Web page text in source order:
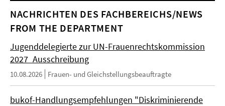
NACHRICHTEN DES FACHBEREICHS/NEWS
FROM THE DEPARTMENT
Jugenddelegierte zur UN-Frauenrechtskommission
2027_Ausschreibung
10.08.2026 Frauen- und Gleichstellungsbeauftragte
bukof-Handlungsempfehlungen "Diskriminierende